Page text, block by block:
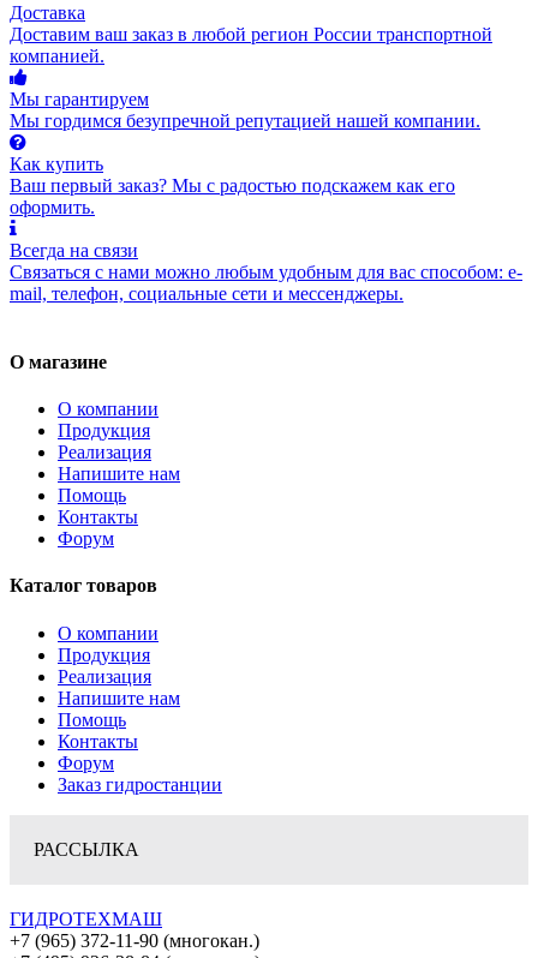
Доставка
Доставим ваш заказ в любой регион России транспортной
компанией.
Мы гарантируем
Мы гордимся безупречной репутацией нашей компании.
Как купить
Ваш первый заказ? Мы с радостью подскажем как его
оформить.
Всегда на связи
Связаться с нами можно любым удобным для вас способом: e-
mail, телефон, социальные сети и мессенджеры.
О магазине
О компании
Продукция
Реализация
Напишите нам
Помощь
Контакты
Форум
Каталог товаров
О компании
Продукция
Реализация
Напишите нам
Помощь
Контакты
Форум
Заказ гидростанции
РАССЫЛКА
ГИДРОТЕХМАШ
+7 (965) 372-11-90 (многокан.)